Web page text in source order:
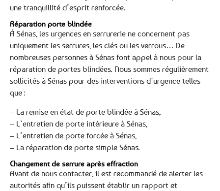
une tranquillité d’esprit renforcée.
Réparation porte blindée
À Sénas, les urgences en serrurerie ne concernent pas
uniquement les serrures, les clés ou les verrous… De
nombreuses personnes à Sénas font appel à nous pour la
réparation de portes blindées. Nous sommes régulièrement
sollicités à Sénas pour des interventions d’urgence telles
que :
– La remise en état de porte blindée à Sénas,
– L’entretien de porte intérieure à Sénas,
– L’entretien de porte forcée à Sénas,
– La réparation de porte simple Sénas.
Changement de serrure après effraction
Avant de nous contacter, il est recommandé de alerter les
autorités afin qu’ils puissent établir un rapport et